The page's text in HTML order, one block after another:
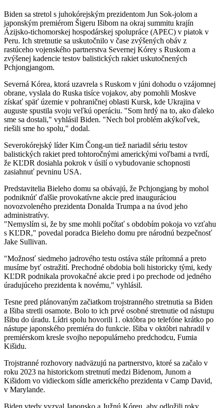
Biden sa stretol s juhokórejským prezidentom Jun Sok-jolom a
japonským premiérom Šigeru Išibom na okraj summitu krajín
Ázijsko-tichomorskej hospodárskej spolupráce (APEC) v piatok v
Peru. Ich stretnutie sa uskutočnilo v čase zvýšených obáv z
rastúceho vojenského partnerstva Severnej Kórey s Ruskom a
zvýšenej kadencie testov balistických rakiet uskutočnených
Pchjongjangom.
Severná Kórea, ktorá uzavrela s Ruskom v júni dohodu o vzájomnej
obrane, vyslala do Ruska tisíce vojakov, aby pomohli Moskve
získať späť územie v pohraničnej oblasti Kursk, kde Ukrajina v
auguste spustila svoju veľkú operáciu. "Som hrdý na to, ako ďaleko
sme sa dostali," vyhlásil Biden. "Nech bol problém akýkoľvek,
riešili sme ho spolu," dodal.
Severokórejský líder Kim Čong-un tiež nariadil sériu testov
balistických rakiet pred tohtoročnými americkými voľbami a tvrdí,
že KĽDR dosiahla pokrok v úsilí o vybudovanie schopnosti
zasiahnuť pevninu USA.
Predstavitelia Bieleho domu sa obávajú, že Pchjongjang by mohol
podniknúť ďalšie provokatívne akcie pred inauguráciou
novozvoleného prezidenta Donalda Trumpa a na úvod jeho
administratívy.
"Nemyslím si, že by sme mohli počítať s obdobím pokoja vo vzťahu
s KĽDR," povedal poradca Bieleho domu pre národnú bezpečnosť
Jake Sullivan.
"Možnosť siedmeho jadrového testu ostáva stále prítomná a preto
musíme byť ostražití. Prechodné obdobia boli historicky tými, kedy
KĽDR podnikala provokačné akcie pred i po prechode od jedného
úradujúceho prezidenta k novému," vyhlásil.
Tesne pred plánovaným začiatkom trojstranného stretnutia sa Biden
a Išiba stretli osamote. Bolo to ich prvé osobné stretnutie od nástupu
Išibu do úradu. Lídri spolu hovorili 1. októbra po telefóne krátko po
nástupe japonského premiéra do funkcie. Išiba v októbri nahradil v
premiérskom kresle svojho nepopulárneho predchodcu, Fumia
Kišidu.
Trojstranné rozhovory nadväzujú na partnerstvo, ktoré sa začalo v
roku 2023 na historickom stretnutí medzi Bidenom, Junom a
Kišidom vo vidieckom sídle amerického prezidenta v Camp David,
v Marylande.